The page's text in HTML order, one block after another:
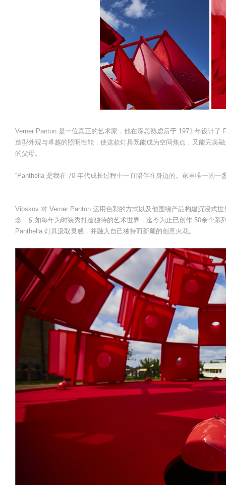
Verner Panton 是一位真正的艺术家，他在深思熟虑后于 1971 年设计
造型外观与卓越的照明性能，使这款灯具既能成为空间焦点，又能完美
的父母。
“Panthella 是我在 70 年代成长过程中一直陪伴在身边的。家里唯一的一
Vibskov 对 Verner Panton 运用色彩的方式以及他围绕产品构建沉浸式
念，例如每年为时装秀打造独特的艺术世界，迄今为止已创作 50余个系
Panthella 灯具汲取灵感，并融入自己独特而新颖的创意火花。